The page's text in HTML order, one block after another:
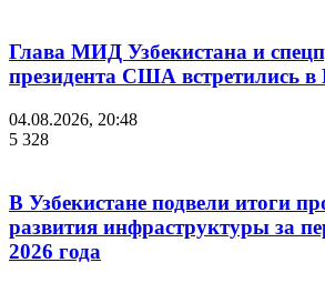
Глава МИД Узбекистана и
президента США встретились
04.08.2026, 20:48
5 328
В Узбекистане подвели итоги
развития инфраструктуры за
2026 года